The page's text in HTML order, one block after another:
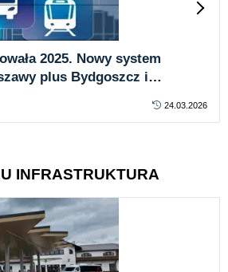
2025. Nowy system
plus Bydgoszcz i
24.03.2026
INFRASTRUKTURA